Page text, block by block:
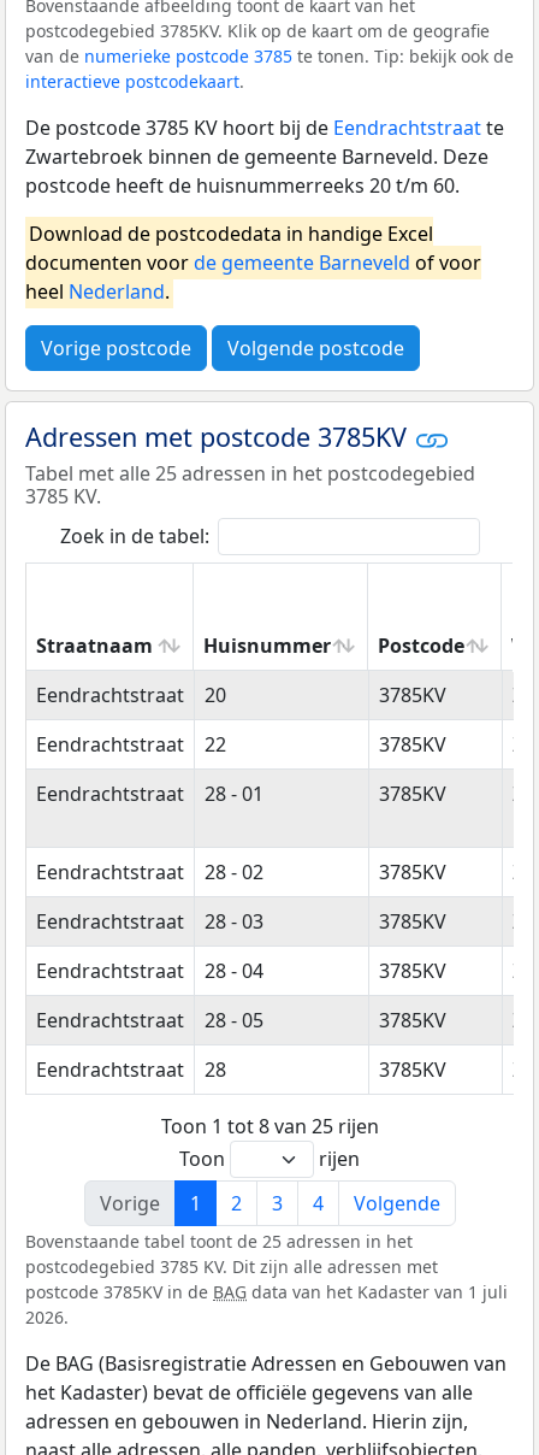
Bovenstaande afbeelding toont de kaart van het
postcodegebied 3785KV. Klik op de kaart om de geografie
van de numerieke postcode 3785 te tonen. Tip: bekijk ook de
interactieve postcodekaart.
De postcode 3785 KV hoort bij de Eendrachtstraatte
Zwartebroek binnen de gemeente Barneveld. Deze
postcode heeft de huisnummerreeks 20 t/m 60.
Download de postcodedata in handige Excel
documenten voorde gemeente Barneveld of voor
heel Nederland.
Vorige postcode Volgende postcode
Adressen met postcode 3785KV
Tabel met alle 25 adressen in het postcodegebied
3785 KV.
Zoek in de tabel:
Straatnaam Huisnummer Postcode
Straatnaam
Huisnummer Postcode
Eendrachtstraat 20 3785KV
Eendrachtstraat
22 3785KV
Eendrachtstraat
28 - 01 3785KV
Eendrachtstraat 28 - 02 3785KV
Eendrachtstraat
28 - 03 3785KV
Eendrachtstraat
28 - 04 3785KV
Eendrachtstraat
28 - 05 3785KV
Eendrachtstraat
28 3785KV
Toon 1 tot 8 van 25 rijen
Toon
rijen
Vorige
1 2 3 4 Volgende
Bovenstaande tabel toont de 25 adressen in het
postcodegebied 3785 KV. Dit zijn alle adressen met
postcode 3785KV in de BAG data van het Kadaster van 1 juli
2026.
De BAG (Basisregistratie Adressen en Gebouwen van
het Kadaster) bevat de officiële gegevens van alle
adressen en gebouwen in Nederland. Hierin zijn,